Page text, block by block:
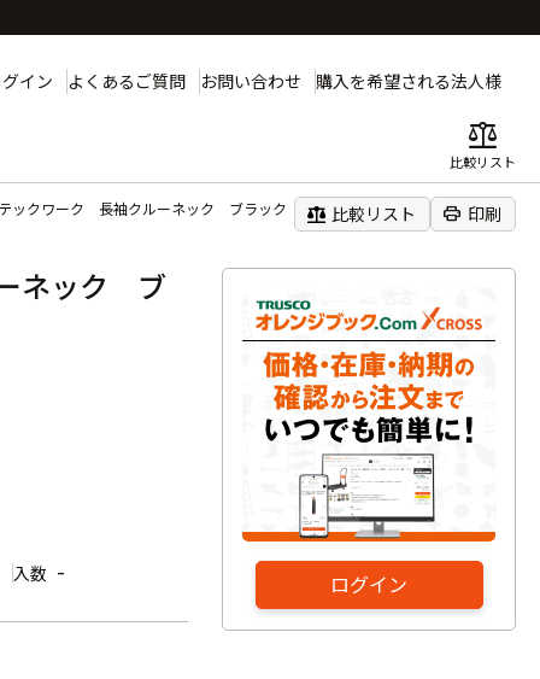
イン よくあるご質問 お問い合わせ 購入を希望される法人様
balance
比較リスト
ックワーク 長袖クルーネック ブラック Ｌサイズ
balance 比較リスト print 印刷
ログイン
ネック ブ
入数 -